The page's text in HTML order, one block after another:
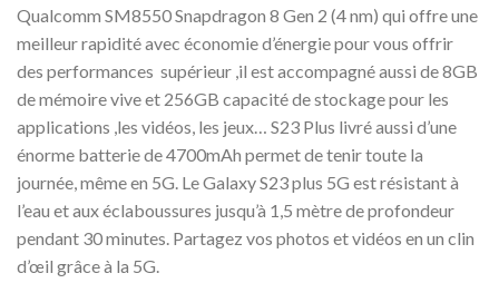
Qualcomm SM8550 Snapdragon 8 Gen 2 (4 nm) qui offre une
meilleur rapidité avec économie d’énergie pour vous offrir
des performances supérieur ,il est accompagné aussi de 8GB
de mémoire vive et 256GB capacité de stockage pour les
applications ,les vidéos, les jeux… S23 Plus livré aussi d’une
énorme batterie de 4700mAh permet de tenir toute la
journée, même en 5G. Le Galaxy S23 plus 5G est résistant à
l’eau et aux éclaboussures jusqu’à 1,5 mètre de profondeur
pendant 30 minutes. Partagez vos photos et vidéos en un clin
d’œil grâce à la 5G.